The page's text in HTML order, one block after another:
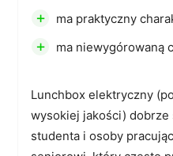
Lunchbox elektryczny
wysokiej jakości) dobrze
studenta i osoby
+ ma praktyczny
+ ma niewygórowaną